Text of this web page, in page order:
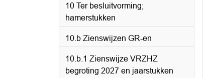
10 Ter besluitvorming;
hamerstukken
10.b Zienswijzen GR-en
10.b.1 Zienswijze VRZHZ
begroting 2027 en jaarstukken